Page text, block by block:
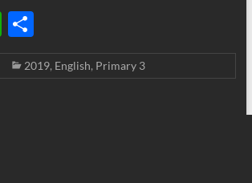
W
h
at
S
h
ar
2019, English, Primary 3